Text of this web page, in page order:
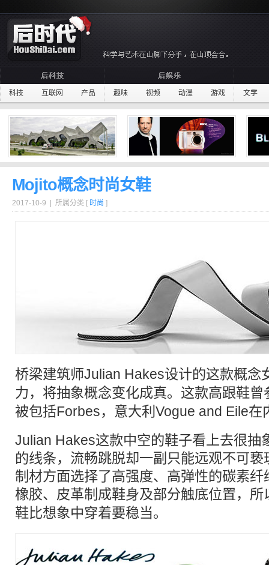
科技 互联网 产品 趣味 视频 动漫 游戏 文学
Mojito概念时尚女鞋
2017-10-9 | 所属分类 [ 时尚 ]
桥梁建筑师Julian Hakes设计的这款概念
力，将抽象概念变化成真。这款高跟鞋曾
被包括Forbes，意大利Vogue and Eile在
Julian Hakes这款中空的鞋子看上去很抽
的线条，流畅跳脱却一副只能远观不可
制材方面选择了高强度、高弹性的碳素
橡胶、皮革制成鞋身及部分触底位置，所
鞋比想象中穿着要稳当。